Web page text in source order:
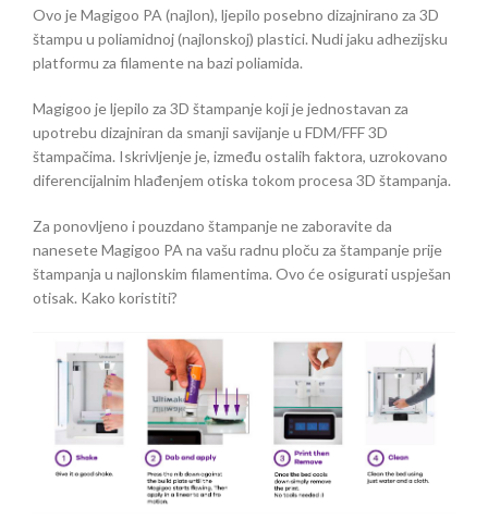
Ovo je Magigoo PA (najlon), ljepilo posebno dizajnirano za 3D
štampu u poliamidnoj (najlonskoj) plastici. Nudi jaku adhezijsku
platformu za filamente na bazi poliamida.
Magigoo je ljepilo za 3D štampanje koji je jednostavan za
upotrebu dizajniran da smanji savijanje u FDM/FFF 3D
štampačima. Iskrivljenje je, između ostalih faktora, uzrokovano
diferencijalnim hlađenjem otiska tokom procesa 3D štampanja.
Za ponovljeno i pouzdano štampanje ne zaboravite da
nanesete Magigoo PA na vašu radnu ploču za štampanje prije
štampanja u najlonskim filamentima. Ovo će osigurati uspješan
otisak. Kako koristiti?